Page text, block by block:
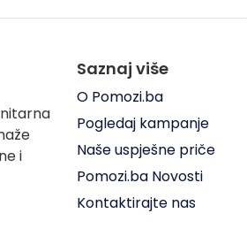
i
Saznaj više
O Pomozi.ba
Pogledaj kampanje
Naše uspješne priče
Pomozi.ba Novosti
Kontaktirajte nas